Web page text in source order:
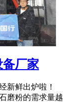
厂家
新鲜出炉啦！
磨粉的需求量越